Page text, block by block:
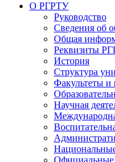
О РГРТУ
Руководство
Сведения об
Общая
Реквизиты
История
Структура
Факультеты и
Научная
Официальные